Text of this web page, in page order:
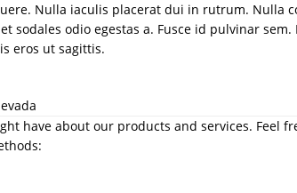
Nulla iaculis placerat dui in rutrum. Nulla
sodales odio egestas a. Fusce id pulvinar sem.
eros ut sagittis.
have about our products and services. Feel